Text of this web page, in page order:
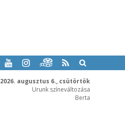
2026. augusztus 6., csütörtök
Urunk színeváltozása
Berta